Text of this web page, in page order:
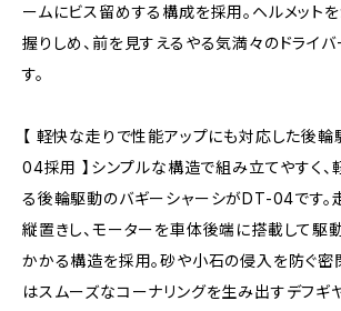
ームにビス留めする構成を採用。ヘルメット
握りしめ、前を見すえるやる気満々のドライ
す。
【 軽快な走りで性能アップにも対応した後輪
04採用 】シンプルな構造で組み立てやすく、
る後輪駆動のバギーシャーシがDT-04です。
縦置きし、モーターを車体後端に搭載して駆
かかる構造を採用。砂や小石の侵入を防ぐ密
はスムーズなコーナリングを生み出すデフギ